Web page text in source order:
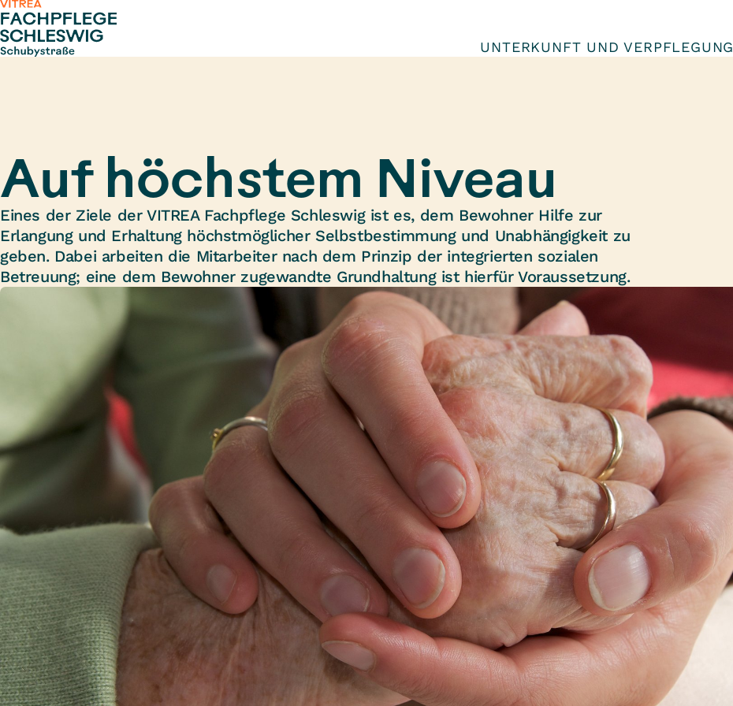
Zum Inhalt springen
UNTERKUNFT UND VERPFLEGUNG
Auf höchstem Niveau
Eines der Ziele der VITREA Fachpflege Schleswig ist es, dem Bewohner Hilfe zur
Erlangung und Erhaltung höchstmöglicher Selbstbestimmung und Unabhängigkeit zu
geben. Dabei arbeiten die Mitarbeiter nach dem Prinzip der integrierten sozialen
Betreuung; eine dem Bewohner zugewandte Grundhaltung ist hierfür Voraussetzung.